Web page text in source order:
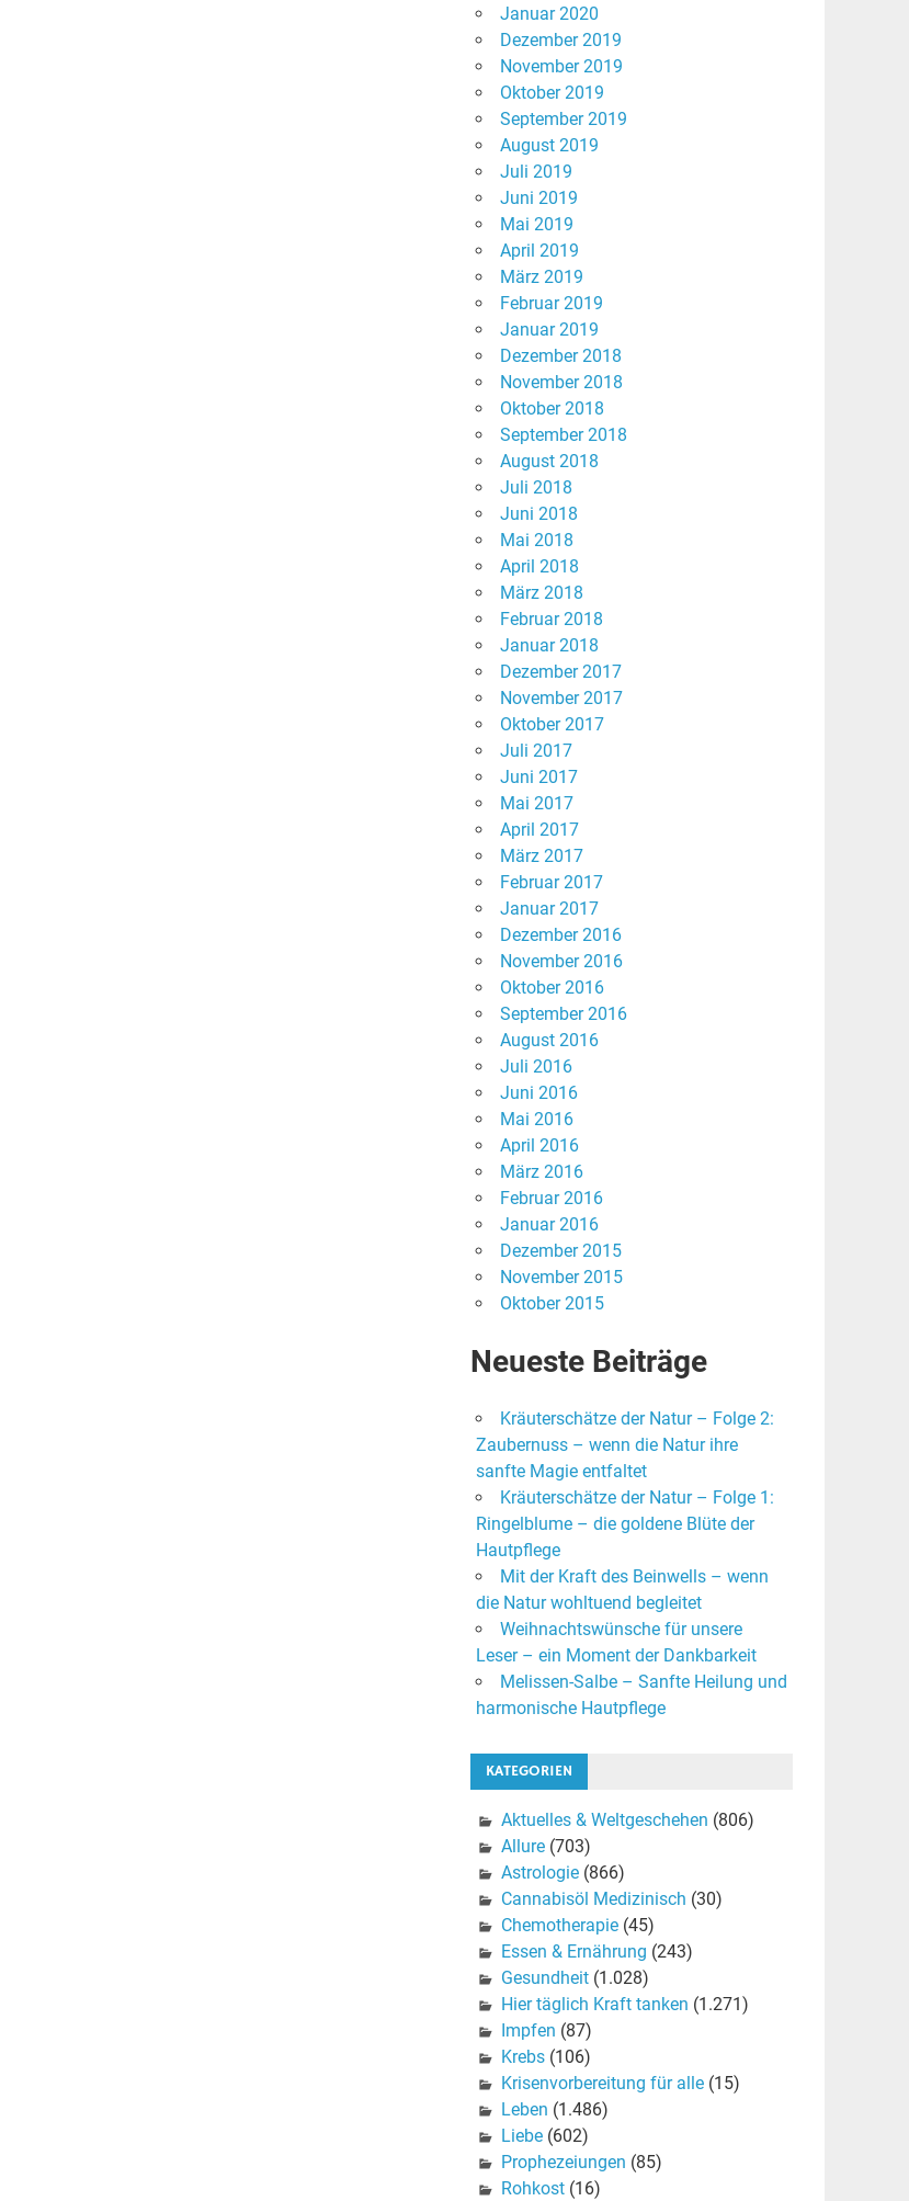
Januar 2020
Dezember 2019
November 2019
Oktober 2019
September 2019
August 2019
Juli 2019
Juni 2019
Mai 2019
April 2019
März 2019
Februar 2019
Januar 2019
Dezember 2018
November 2018
Oktober 2018
September 2018
August 2018
Juli 2018
Juni 2018
Mai 2018
April 2018
März 2018
Februar 2018
Januar 2018
Dezember 2017
November 2017
Oktober 2017
Juli 2017
Juni 2017
Mai 2017
April 2017
März 2017
Februar 2017
Januar 2017
Dezember 2016
November 2016
Oktober 2016
September 2016
August 2016
Juli 2016
Juni 2016
Mai 2016
April 2016
März 2016
Februar 2016
Januar 2016
Dezember 2015
November 2015
Oktober 2015
Neueste Beiträge
Kräuterschätze der Natur – Folge 2:
Zaubernuss – wenn die Natur ihre
sanfte Magie entfaltet
Kräuterschätze der Natur – Folge 1:
Ringelblume – die goldene Blüte der
Hautpflege
Mit der Kraft des Beinwells – wenn
die Natur wohltuend begleitet
Weihnachtswünsche für unsere
Leser – ein Moment der Dankbarkeit
Melissen-Salbe – Sanfte Heilung und
harmonische Hautpflege
KATEGORIEN
Aktuelles & Weltgeschehen (806)
Allure(703)
Astrologie(866)
Cannabisöl Medizinisch (30)
Chemotherapie(45)
Essen & Ernährung (243)
Gesundheit(1.028)
Hier täglich Kraft tanken (1.271)
Impfen (87)
Krebs(106)
Krisenvorbereitung für alle(15)
Leben (1.486)
Liebe(602)
Prophezeiungen (85)
Rohkost(16)